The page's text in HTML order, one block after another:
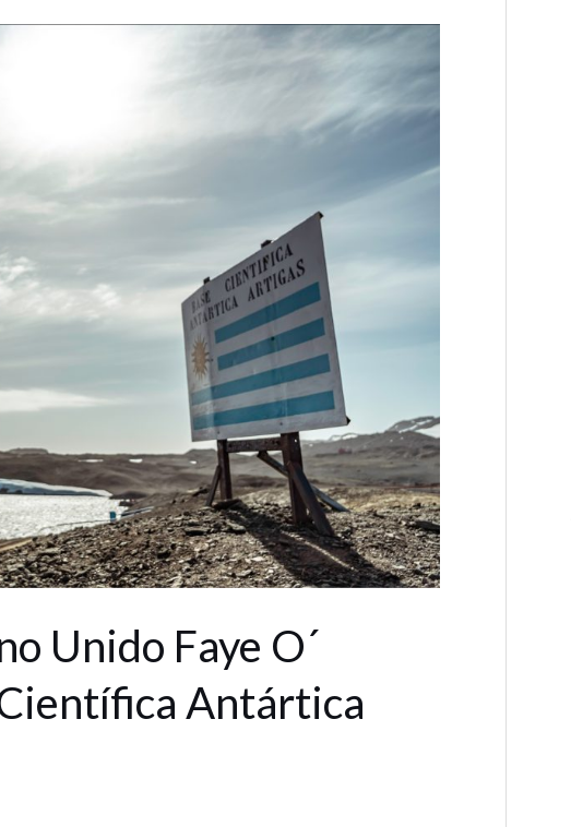
Unido Faye O´
Antártica